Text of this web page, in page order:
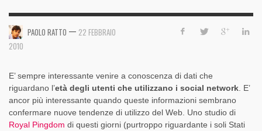
PAOLO RATTO — 22 FEBBRAIO
2010
E’ sempre interessante venire a conoscenza di dati che
riguardano l’età degli utenti che utilizzano i social network . E’
ancor più interessante quando queste informazioni sembrano
confermare nuove tendenze di utilizzo del Web. Uno studio di
Royal Pingdom di questi giorni (purtroppo riguardante i soli Stati